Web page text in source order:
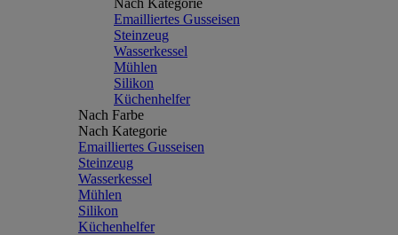
Nach Kategorie
Emailliertes Gusseisen
Steinzeug
Wasserkessel
Mühlen
Silikon
Küchenhelfer
Nach Farbe
Nach Kategorie
Emailliertes Gusseisen
Steinzeug
Wasserkessel
Mühlen
Silikon
Küchenhelfer